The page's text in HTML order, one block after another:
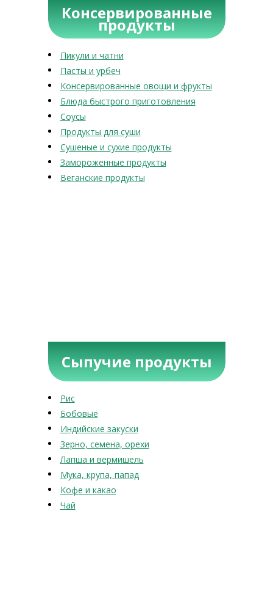
Консервированные
продукты
Пикули и чатни
Пасты и урбеч
Консервированные овощи и фрукты
Блюда быстрого приготовления
Соусы
Продукты для суши
Сушеные и сухие продукты
Замороженные продукты
Веганские продукты
Сыпучие продукты
Рис
Бобовые
Индийские закуски
Зерно, семена, орехи
Лапша и вермишель
Мука, крупа, папад
Кофе и какао
Чай